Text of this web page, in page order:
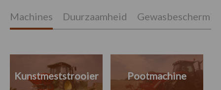
Machines Duurzaamheid
Kunstmeststrooier Pootmachine